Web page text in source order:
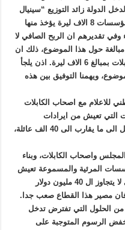
ضريبة الدخل الدولة زائد التوزيع “سينيال
ريجينال”. وبحسب اعتقادهم انه يبقى للمؤسسات 8 الاف ليرة يؤخذ منها
وفي تقديرهم ان الربح الصافي لا
ذلك مبالغة حول هذا الموضوع، ذلك ان
المؤسسات الاعلامية المرئية تطالب الكابلات بمبالغ 6 الاف ليرة. اذن يلجأ
ويهمنا التوفيق بين هذه
للاعلام مع اصحاب الكابلات
التي تعيش من ايرادات
المؤسسات التلفزيونية والكابلات وقد تصل الى ما يقارب الى 40 الف عائلة،
واصحاب الكابلات، وبناء
المرئية والمسموعة تعيش
ضائقة مالية ولا سيما ان المردود الاعلاني لا يتجاوز ال 40 مليون دولار
فان مصير هذا القطاع صعب جدا.
الحلول التي تفترض تدخل
الرسوم المتوجبة على